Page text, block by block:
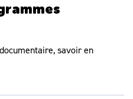
savoir en